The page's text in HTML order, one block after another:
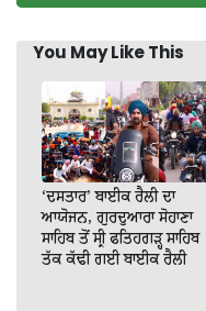
You May Like This
‘ਦਸਤਾਰ’ ਬਾਈਕ ਰੈਲੀ ਦਾ
ਆਯੋਜਨ, ਗੁਰਦੁਆਰਾ ਸੋਹਾਣਾ
ਸਾਹਿਬ ਤੋਂ ਸ੍ਰੀ ਫਤਿਹਗੜ੍ਹ ਸਾਹਿਬ
ਤੱਕ ਕੱਢੀ ਗਈ ਬਾਈਕ ਰੈਲੀ